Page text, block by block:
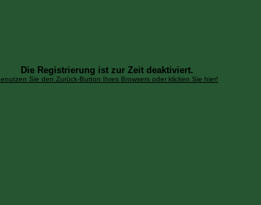
Die Registrierung ist zur Zeit deaktiviert.
Sie den Zurück-Button Ihres Browsers oder klicken Sie hier!